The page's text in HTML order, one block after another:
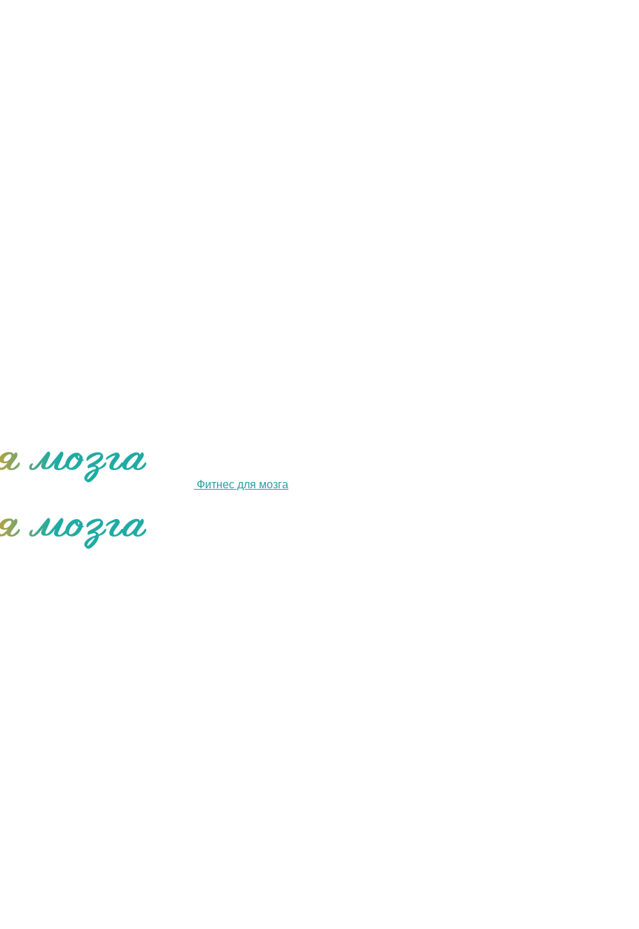
Фитнес для мозга